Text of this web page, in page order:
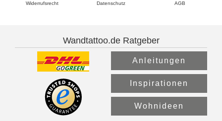
Widerrufsrecht Datenschutz AGB
Wandtattoo.de Ratgeber
Anleitungen
Inspirationen
Wohnideen